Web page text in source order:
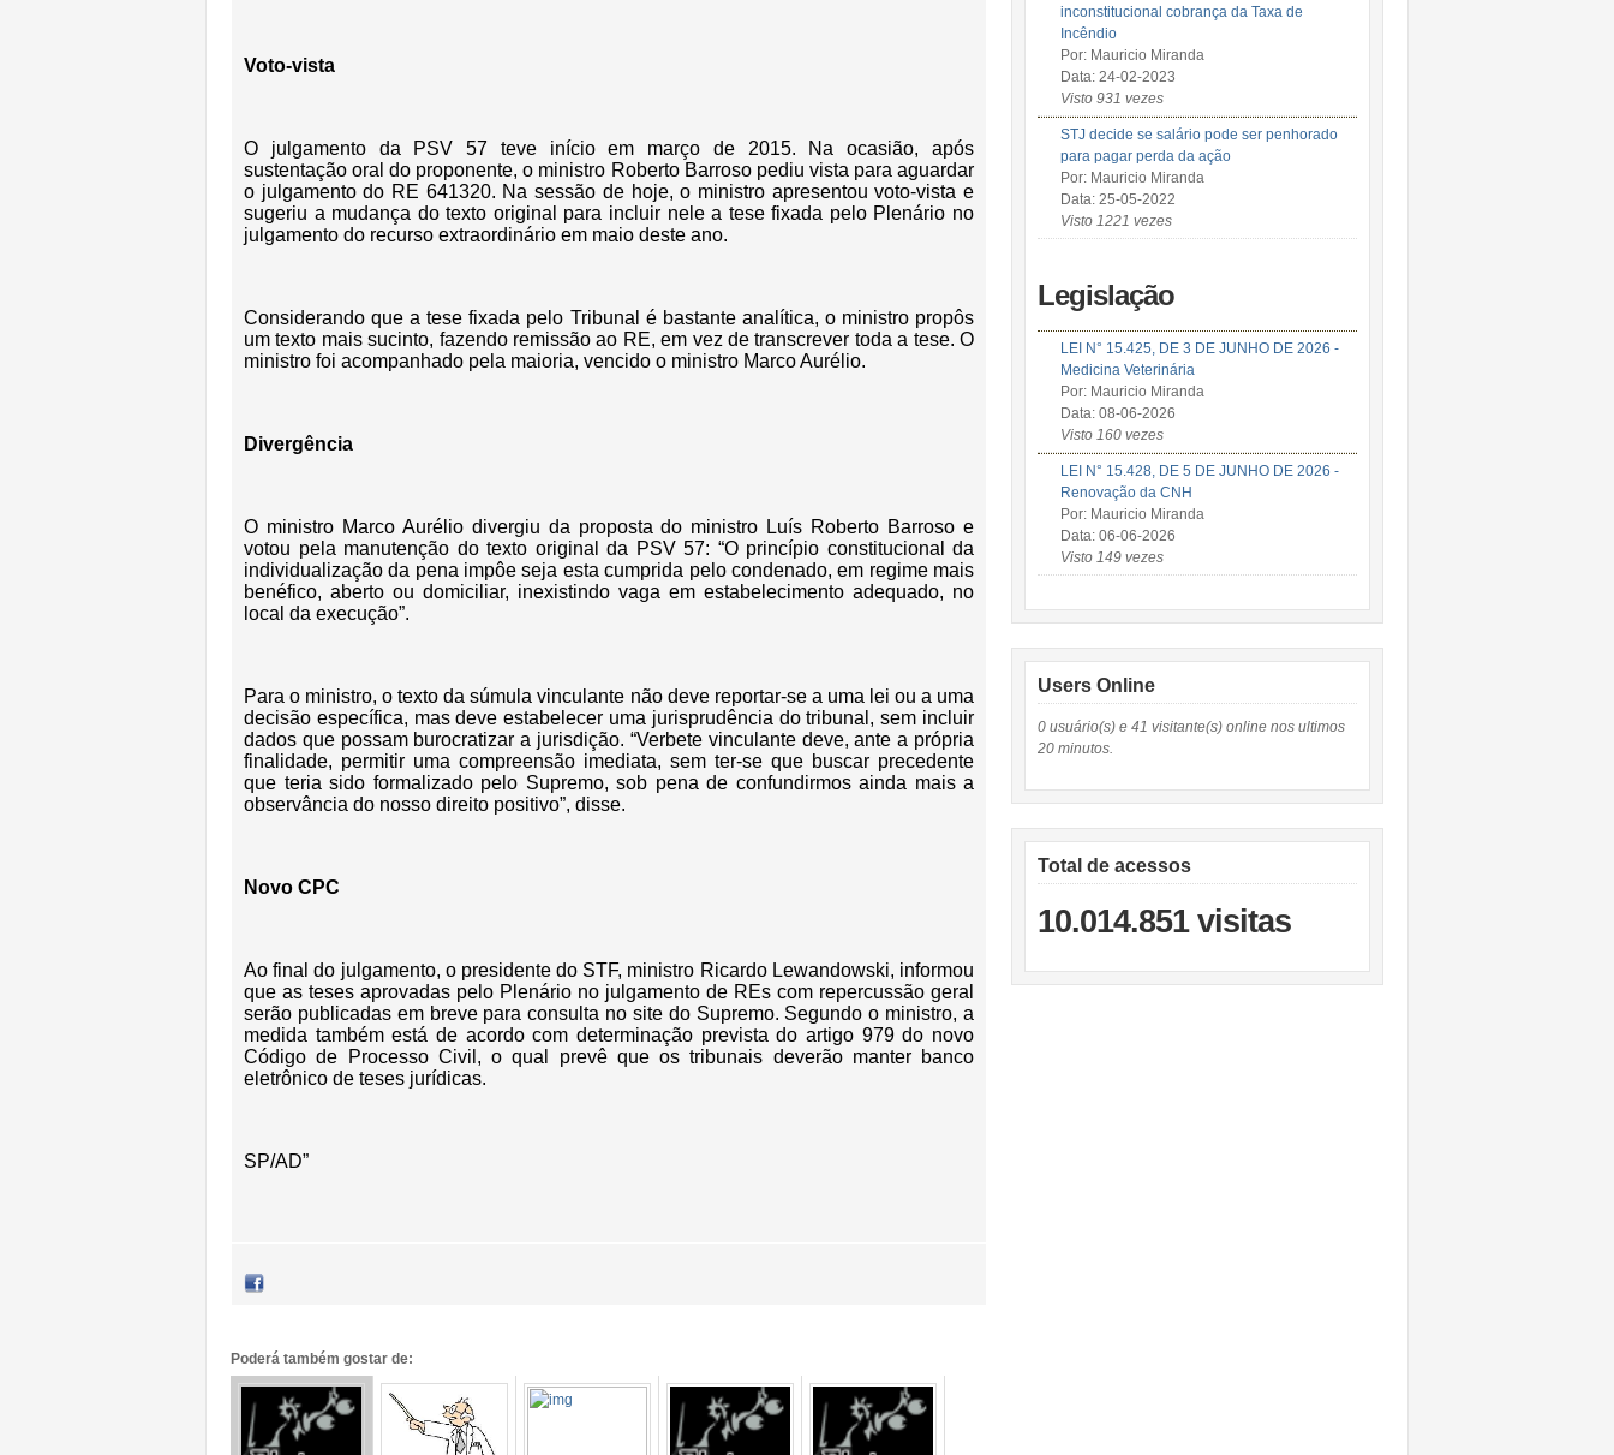
Voto-vista
O julgamento da PSV 57 teve início em março de 2015. Na ocasião, após
sustentação oral do proponente, o ministro Roberto Barroso pediu vista para aguardar
o julgamento do RE 641320. Na sessão de hoje, o ministro apresentou voto-vista e
sugeriu a mudança do texto original para incluir nele a tese fixada pelo Plenário no
julgamento do recurso extraordinário em maio deste ano.
Considerando que a tese fixada pelo Tribunal é bastante analítica, o ministro propôs
um texto mais sucinto, fazendo remissão ao RE, em vez de transcrever toda a tese. O
ministro foi acompanhado pela maioria, vencido o ministro Marco Aurélio.
Divergência
O ministro Marco Aurélio divergiu da proposta do ministro Luís Roberto Barroso e
votou pela manutenção do texto original da PSV 57: “O princípio constitucional da
individualização da pena impôe seja esta cumprida pelo condenado, em regime mais
benéfico, aberto ou domiciliar, inexistindo vaga em estabelecimento adequado, no
local da execução”.
Para o ministro, o texto da súmula vinculante não deve reportar-se a uma lei ou a uma
decisão específica, mas deve estabelecer uma jurisprudência do tribunal, sem incluir
dados que possam burocratizar a jurisdição. “Verbete vinculante deve, ante a própria
finalidade, permitir uma compreensão imediata, sem ter-se que buscar precedente
que teria sido formalizado pelo Supremo, sob pena de confundirmos ainda mais a
observância do nosso direito positivo”, disse.
Novo CPC
Ao final do julgamento, o presidente do STF, ministro Ricardo Lewandowski, informou
que as teses aprovadas pelo Plenário no julgamento de REs com repercussão geral
serão publicadas em breve para consulta no site do Supremo. Segundo o ministro, a
medida também está de acordo com determinação prevista do artigo 979 do novo
Código de Processo Civil, o qual prevê que os tribunais deverão manter banco
eletrônico de teses jurídicas.
SP/AD”
Poderá também gostar de:
inconstitucional cobrança da Taxa de
Incêndio
Por: Mauricio Miranda
Data: 24-02-2023
Visto 931 vezes
STJ decide se salário pode ser penhorado
para pagar perda da ação
Por: Mauricio Miranda
Data: 25-05-2022
Visto 1221 vezes
Legislação
LEI N° 15.425, DE 3 DE JUNHO DE 2026 -
Medicina Veterinária
Por: Mauricio Miranda
Data: 08-06-2026
Visto 160 vezes
LEI N° 15.428, DE 5 DE JUNHO DE 2026 -
Renovação da CNH
Por: Mauricio Miranda
Data: 06-06-2026
Visto 149 vezes
Users Online
0 usuário(s) e 41 visitante(s) online nos ultimos
20 minutos.
Total de acessos
10.014.851 visitas